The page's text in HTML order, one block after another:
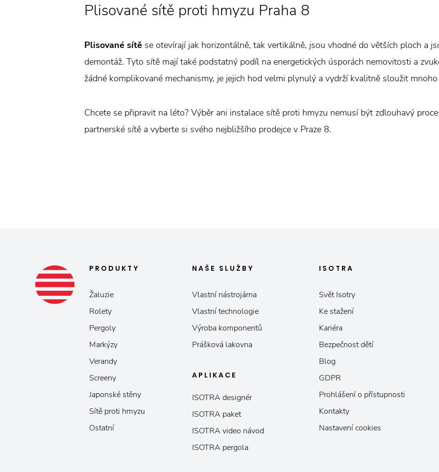
Plisované sítě proti hmyzu Praha 8
Plisované sítě se otevírají jak horizontálně, tak vertikálně, jsou vhodné do větších ploch a
demontáž. Tyto sítě mají také podstatný podíl na energetických úsporách nemovitosti a
žádné komplikované mechanismy, je jejich hod velmi plynulý a vydrží kvalitně sloužit
Chcete se připravit na léto? Výběr ani instalace sítě proti hmyzu nemusí být zdlouhavý
partnerské sítě a vyberte si svého nejbližšího prodejce v Praze 8.
PRODUKTY
Žaluzie
Rolety
Pergoly
Markýzy
Verandy
Screeny
Japonské stěny
Sítě proti hmyzu
Ostatní
NAŠE SLUŽBY
Vlastní nástrojárna
Vlastní technologie
Výroba komponentů
Prášková lakovna
APLIKACE
ISOTRA designér
ISOTRA paket
ISOTRA video návod
ISOTRA pergola
ISOTRA
Svět Isotry
Ke stažení
Kariéra
Bezpečnost dětí
Blog
GDPR
Prohlášení o přístupnosti
Kontakty
Nastavení cookies